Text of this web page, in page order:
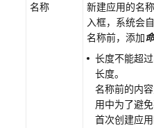
名称
新建应用的名
入框，系统会
名称前，添加
长度不能超
长度。
名称前的内
用中为了避
首次创建应